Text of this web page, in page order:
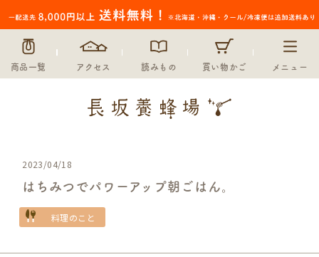
商品一覧 アクセス 読みもの 買い物かご メニュー
2023/04/18
はちみつでパワーアップ朝ごはん。
料理のこと